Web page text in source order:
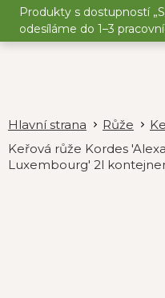
Přejít
obsah
Produkty s dostupností
odesíláme do 1–3
Růže
Keřová růže Kordes
Luxembourg' 2l